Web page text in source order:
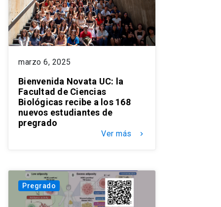
marzo 6, 2025
Bienvenida Novata UC: la
Facultad de Ciencias
Biológicas recibe a los 168
nuevos estudiantes de
pregrado
Ver más keyboard_arrow_right
Pregrado